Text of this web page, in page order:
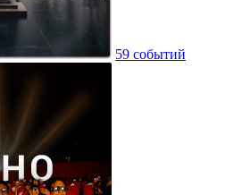
59 событий